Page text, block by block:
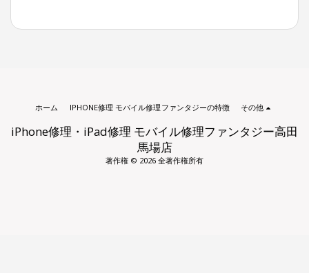
iPhone修理・iPad修理 モバイル修理ファンタジー高田
馬場店
著作権 © 2026 全著作権所有
ホーム IPHONE修理 モバイル修理ファンタジーの特徴 その他